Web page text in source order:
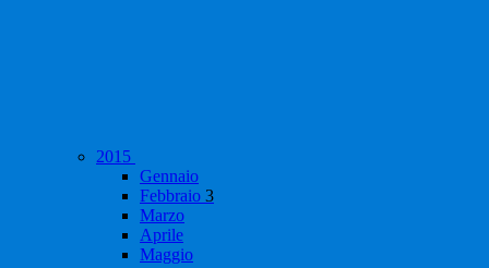
2015
Gennaio
Febbraio 3
Marzo
Aprile
Maggio